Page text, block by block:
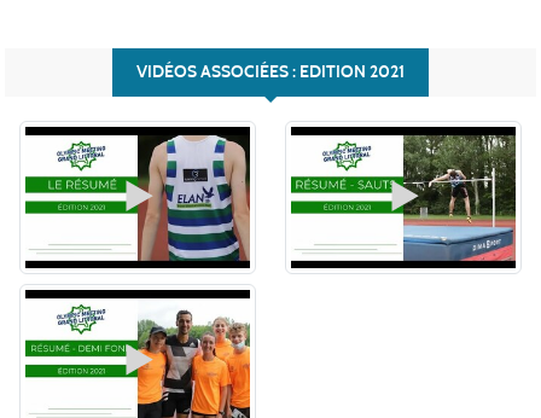
VIDÉOS ASSOCIÉES : EDITION 2021